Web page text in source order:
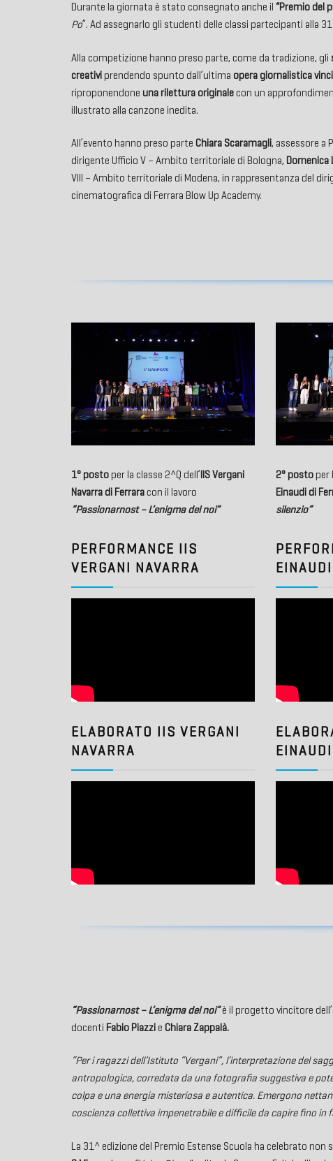
Durante la giornata è stato consegnato anche il “Premio del
Po”. Ad assegnarlo gli studenti delle classi partecipanti alla
Alla competizione hanno preso parte, come da tradizione, gli
creativi prendendo spunto dall’ultima opera giornalistica
riproponendone una rilettura originale con un
illustrato alla canzone inedita.
All’evento hanno preso parte Chiara Scaramagli, assessore a
dirigente Ufficio V – Ambito territoriale di Bologna, Domenica
VIII – Ambito territoriale di Modena, in rappresentanza del
cinematografica di Ferrara Blow Up Academy.
1° posto per la classe 2^Q dell’IIS Vergani
Navarra di Ferrara con il lavoro
“Passionarnost – L’enigma del noi”
PERFORMANCE IIS
VERGANI NAVARRA
ELABORATO IIS VERGANI
NAVARRA
2° posto per
Einaudi di
silenzio”
EINAUDI
EINAUDI
“Passionarnost – L’enigma del noi”è il progetto vincitore
docenti Fabio Piazzi e Chiara Zappalà.
“Per i ragazzi dell’Istituto “Vergani”, l’interpretazione del
antropologica, corredata da una fotografia suggestiva e
colpa e una energia misteriosa e autentica. Emergono
coscienza collettiva impenetrabile e difficile da capire fino in
La 31^ edizione del Premio Estense Scuola ha celebrato non